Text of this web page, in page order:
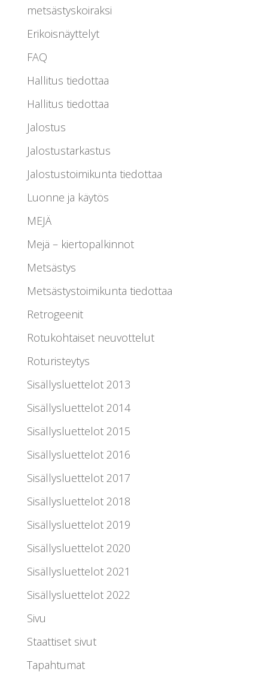
metsästyskoiraksi
Erikoisnäyttelyt
FAQ
Hallitus tiedottaa
Hallitus tiedottaa
Jalostus
Jalostustarkastus
Jalostustoimikunta tiedottaa
Luonne ja käytös
MEJÄ
Mejä – kiertopalkinnot
Metsästys
Metsästystoimikunta tiedottaa
Retrogeenit
Rotukohtaiset neuvottelut
Roturisteytys
Sisällysluettelot 2013
Sisällysluettelot 2014
Sisällysluettelot 2015
Sisällysluettelot 2016
Sisällysluettelot 2017
Sisällysluettelot 2018
Sisällysluettelot 2019
Sisällysluettelot 2020
Sisällysluettelot 2021
Sisällysluettelot 2022
Sivu
Staattiset sivut
Tapahtumat